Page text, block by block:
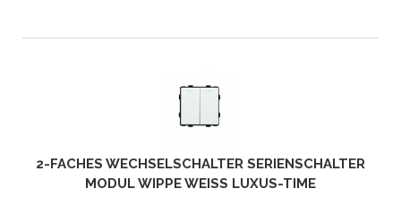
2-FACHES WECHSELSCHALTER SERIENSCHALTER
MODUL WIPPE WEISS LUXUS-TIME